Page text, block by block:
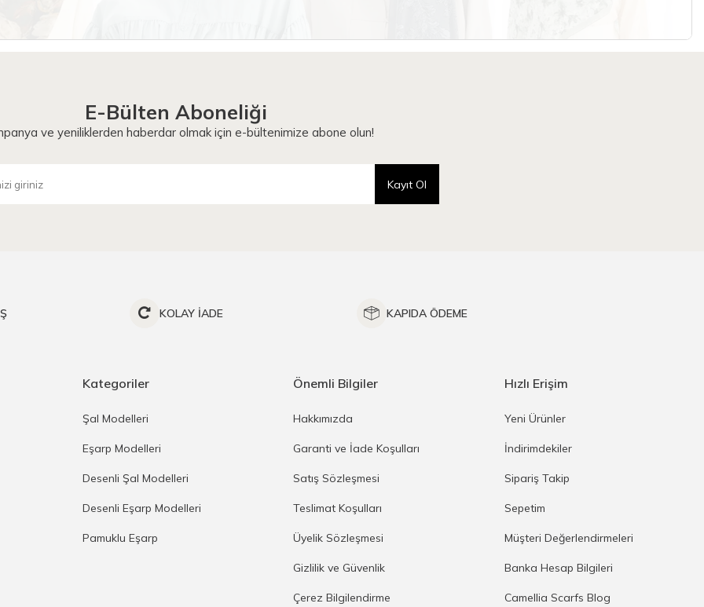
E-Bülten Aboneliği
ve yeniliklerden haberdar olmak için e-bültenimize abone olun!
Kayıt Ol
KOLAY İADE KAPIDA ÖDEME
Kategoriler
Şal Modelleri
Eşarp Modelleri
Desenli Şal Modelleri
Desenli Eşarp Modelleri
Pamuklu Eşarp
Önemli Bilgiler
Hakkımızda
Garanti ve İade Koşulları
Satış Sözleşmesi
Teslimat Koşulları
Üyelik Sözleşmesi
Gizlilik ve Güvenlik
Çerez Bilgilendirme
Hızlı Erişim
Yeni Ürünler
İndirimdekiler
Sipariş Takip
Sepetim
Müşteri Değerlendirmeleri
Banka Hesap Bilgileri
Camellia Scarfs Blog